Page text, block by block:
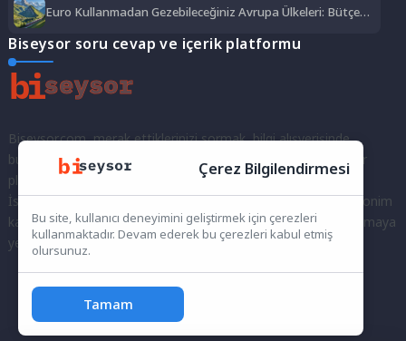
Euro Kullanmadan Gezebileceğiniz Avrupa Ülkeleri: Bütçe
Biseysor soru cevap ve içerik platformu
Biseysor.com, merak ettiklerinizi sormak, bilgi alışverişinde
bulunmak ve fikirlerinizi paylaşmak için bir araya geldiğimiz bir
platformdur.
İster kayıtlı bir kullanıcı olarak topluluğumuza katılın, ister anonim
kalarak sorularınızı yöneltin; burada her türlü soruya ve tartışmaya
yer var. Bilgiyi keşfetmek ve paylaşmak için bize katılın!
Çerez Bilgilendirmesi
Bu site, kullanıcı deneyimini geliştirmek için çerezleri
kullanmaktadır. Devam ederek bu çerezleri kabul etmiş
olursunuz.
Tamam